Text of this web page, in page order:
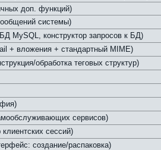
доп. функций)
системы)
MySQL, конструктор запросов к БД)
+ вложения + стандартный MIME)
обработка теговых структур)
сервисов)
сессий)
создание/распаковка)